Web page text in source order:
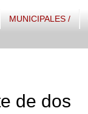
MUNICIPALES /
de dos